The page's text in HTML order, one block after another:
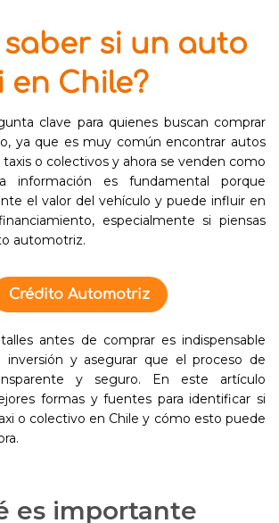
saber si un auto
en Chile?
clave para quienes buscan comprar
ya que es muy común encontrar autos
o colectivos y ahora se venden como
información es fundamental porque
el valor del vehículo y puede influir en
especialmente si piensas
automotriz.
Crédito Automotriz
antes de comprar es indispensable
y asegurar que el proceso de
y seguro. En este artículo
formas y fuentes para identificar si
o colectivo en Chile y cómo esto puede
es importante